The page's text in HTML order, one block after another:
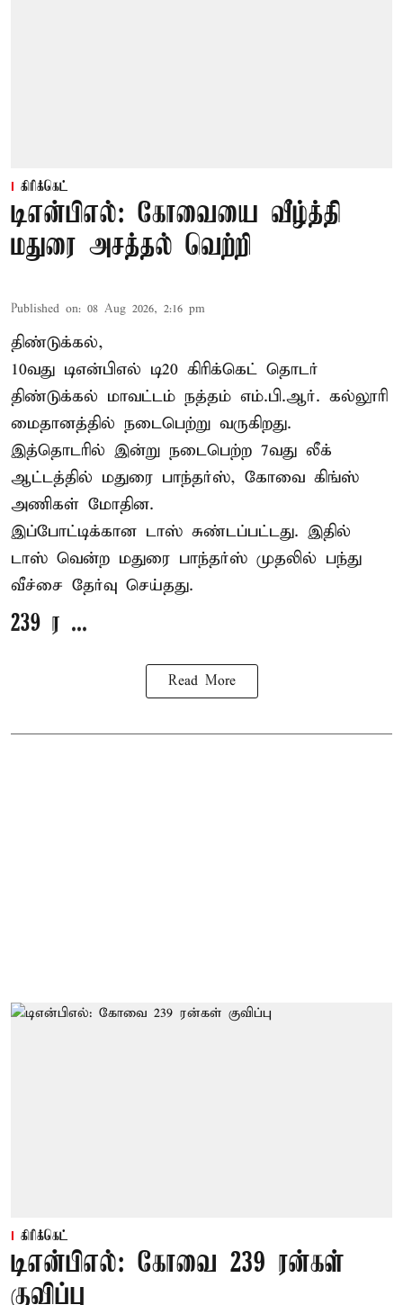
கிரிக்கெட்
டிஎன்பிஎல்: கோவையை வீழ்த்தி
மதுரை அசத்தல் வெற்றி
Published on: 08 Aug 2026, 2:16 pm
திண்டுக்கல்,
10வது டிஎன்பிஎல் டி20 கிரிக்கெட் தொடர்
திண்டுக்கல் மாவட்டம் நத்தம் எம்.பி.ஆர். கல்லூரி
மைதானத்தில் நடைபெற்று வருகிறது.
இத்தொடரில் இன்று நடைபெற்ற 7வது லீக்
ஆட்டத்தில் மதுரை பாந்தர்ஸ், கோவை கிங்ஸ்
அணிகள் மோதின.
இப்போட்டிக்கான டாஸ் சுண்டப்பட்டது. இதில்
டாஸ் வென்ற மதுரை பாந்தர்ஸ் முதலில் பந்து
வீச்சை தேர்வு செய்தது.
239 ர ...
Read More
கிரிக்கெட்
டிஎன்பிஎல்: கோவை 239 ரன்கள்
குவிப்பு